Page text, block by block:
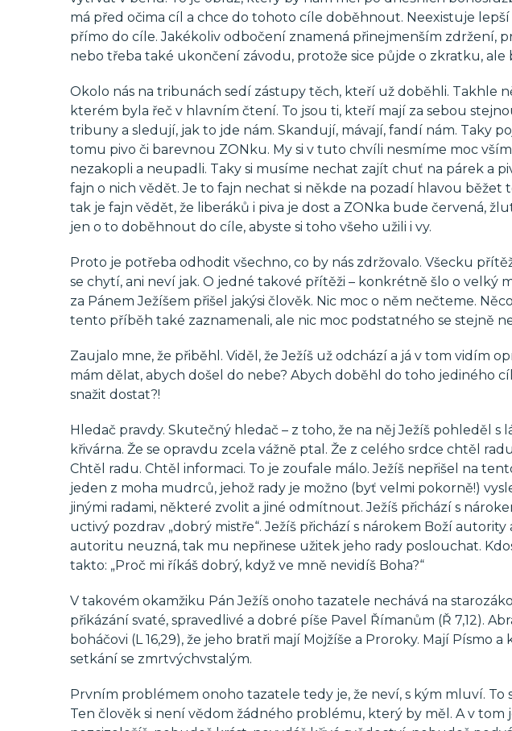
má před očima cíl a chce do tohoto cíle doběhnout. Neexistuje
přímo do cíle. Jakékoliv odbočení znamená přinejmenším zdržení,
nebo třeba také ukončení závodu, protože sice půjde o zkratku, ale
Okolo nás na tribunách sedí zástupy těch, kteří už doběhli. Takhle
kterém byla řeč v hlavním čtení. To jsou ti, kteří mají za sebou
tribuny a sledují, jak to jde nám. Skandují, mávají, fandí nám. Taky
tomu pivo či barevnou ZONku. My si v tuto chvíli nesmíme moc
nezakopli a neupadli. Taky si musíme nechat zajít chuť na párek a
fajn o nich vědět. Je to fajn nechat si někde na pozadí hlavou běžet
tak je fajn vědět, že liberáků i piva je dost a ZONka bude červená,
jen o to doběhnout do cíle, abyste si toho všeho užili i vy.
Proto je potřeba odhodit všechno, co by nás zdržovalo. Všecku
se chytí, ani neví jak. O jedné takové přítěži – konkrétně šlo o velký
za Pánem Ježíšem přišel jakýsi člověk. Nic moc o něm nečteme.
tento příběh také zaznamenali, ale nic moc podstatného se stejně
Zaujalo mne, že přiběhl. Viděl, že Ježíš už odchází a já v tom vidím
mám dělat, abych došel do nebe? Abych doběhl do toho jediného
snažit dostat?!
Hledač pravdy. Skutečný hledač – z toho, že na něj Ježíš pohleděl s
křivárna. Že se opravdu zcela vážně ptal. Že z celého srdce chtěl
Chtěl radu. Chtěl informaci. To je zoufale málo. Ježíš nepřišel na
jeden z moha mudrců, jehož rady je možno (byť velmi pokorně!)
jinými radami, některé zvolit a jiné odmítnout. Ježíš přichází s
uctivý pozdrav „dobrý mistře“. Ježíš přichází s nárokem Boží
autoritu neuzná, tak mu nepřinese užitek jeho rady poslouchat.
takto: „Proč mi říkáš dobrý, když ve mně nevidíš Boha?“
V takovém okamžiku Pán Ježíš onoho tazatele nechává na
přikázání svaté, spravedlivé a dobré píše Pavel Římanům (Ř 7,12).
boháčovi (L 16,29), že jeho bratři mají Mojžíše a Proroky. Mají Písmo
setkání se zmrtvýchvstalým.
Prvním problémem onoho tazatele tedy je, že neví, s kým mluví. To
Ten člověk si není vědom žádného problému, který by měl. A v tom